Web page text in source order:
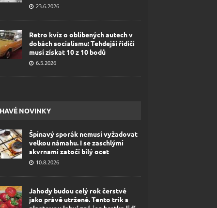
23.6.2026
Retro kvíz o oblíbených autech v
dobách socialismu: Tehdejší řidiči
musí získat 10 z 10 bodů
6.5.2026
NOVINKY
Špinavý sporák nemusí vyžadovat
velkou námahu. I se zaschlými
skvrnami zatočí bílý ocet
10.8.2026
Jahody budou celý rok čerstvé
jako právě utržené. Tento trik s